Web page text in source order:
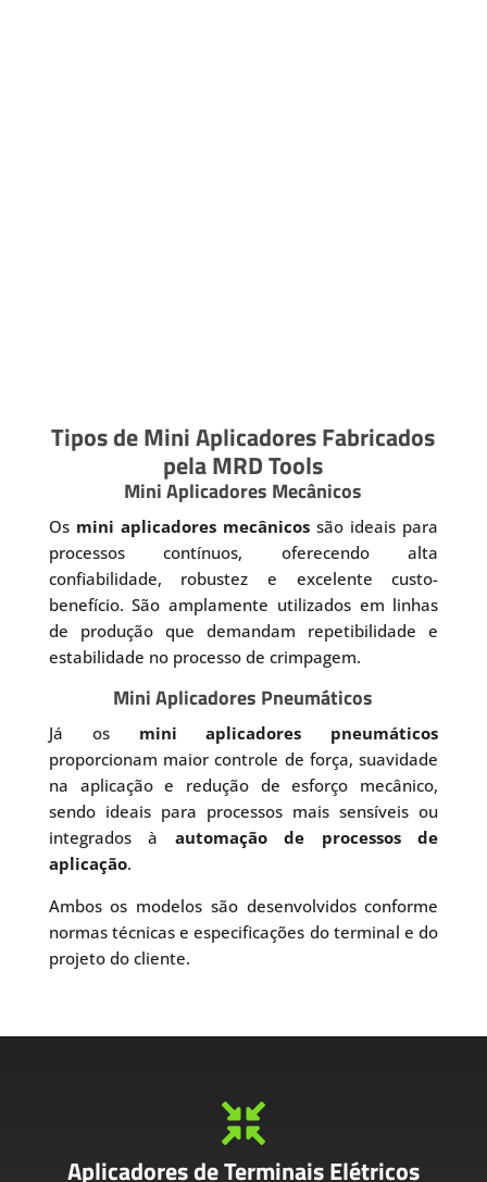
Tipos de Mini Aplicadores Fabricados
pela MRD Tools
Mini Aplicadores Mecânicos
Os mini aplicadores mecânicos são ideais para
processos contínuos, oferecendo alta
confiabilidade, robustez e excelente custo-
benefício. São amplamente utilizados em linhas
de produção que demandam repetibilidade e
estabilidade no processo de crimpagem.
Mini Aplicadores Pneumáticos
Já os mini aplicadores pneumáticos
proporcionam maior controle de força, suavidade
na aplicação e redução de esforço mecânico,
sendo ideais para processos mais sensíveis ou
integrados à automação de processos de
aplicação.
Ambos os modelos são desenvolvidos conforme
normas técnicas e especificações do terminal e do
projeto do cliente.

Aplicadores de Terminais Elétricos